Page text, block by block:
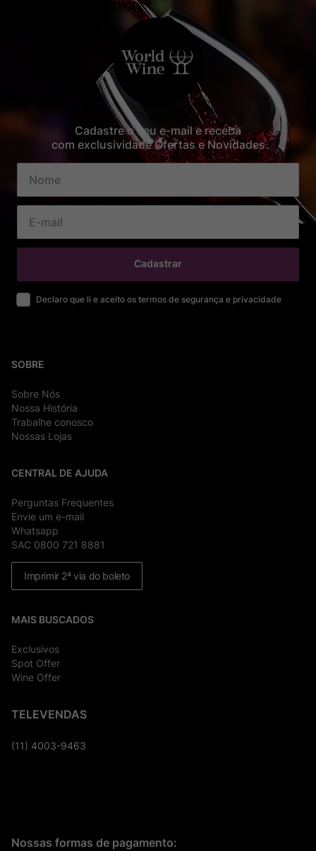
Cadastre o seu e-mail e receba
com exclusividade Ofertas e Novidades
Cadastrar
Declaro que li e aceito os termos de segurança e privacidade
SOBRE
Sobre Nós
Nossa História
Trabalhe conosco
Nossas Lojas
CENTRAL DE AJUDA
Perguntas Frequentes
Envie um e-mail
Whatsapp
SAC 0800 721 8881
Imprimir 2ª via do boleto
MAIS BUSCADOS
Exclusivos
Spot Offer
Wine Offer
TELEVENDAS
(11) 4003-9463
Nossas formas de pagamento: